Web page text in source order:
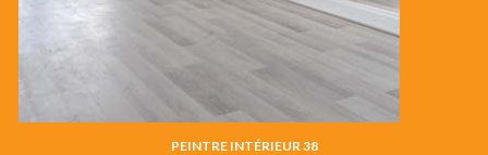
PEINTRE INTÉRIEUR 38